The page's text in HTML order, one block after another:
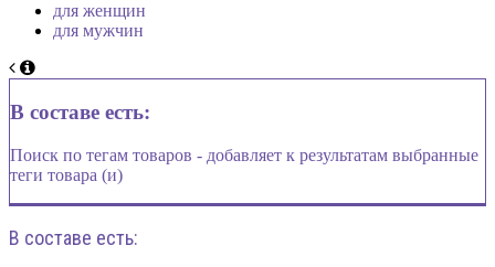
для женщин
для мужчин
В составе есть:
Поиск по тегам товаров - добавляет к результатам выбранные
теги товара (и)
В составе есть: